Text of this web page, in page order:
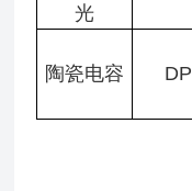
光
陶瓷电容 DP